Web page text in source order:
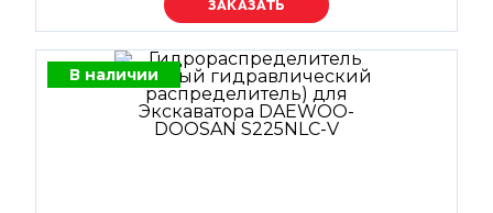
Уточняйте цену
В наличии